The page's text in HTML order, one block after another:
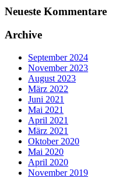
Neueste Kommentare
Archive
September 2024
November 2023
August 2023
März 2022
Juni 2021
Mai 2021
April 2021
März 2021
Oktober 2020
Mai 2020
April 2020
November 2019